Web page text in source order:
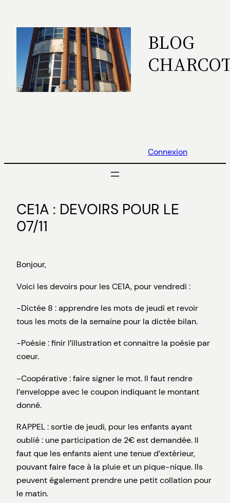
contenu
BLOG
Connexion
CE1A : DEVOIRS POUR LE
07/11
Bonjour,
Voici les devoirs pour les CE1A, pour vendredi :
-Dictée 8 : apprendre les mots de jeudi et revoir
tous les mots de la semaine pour la dictée bilan.
-Poésie : finir l’illustration et connaitre la poésie par
coeur.
-Coopérative : faire signer le mot. Il faut rendre
l’enveloppe avec le coupon indiquant le montant
donné.
RAPPEL : sortie de jeudi, pour les enfants ayant
oublié : une participation de 2€ est demandée. Il
faut que les enfants aient une tenue d’extérieur,
pouvant faire face à la pluie et un pique-nique. Ils
peuvent également prendre une petit collation pour
le matin.